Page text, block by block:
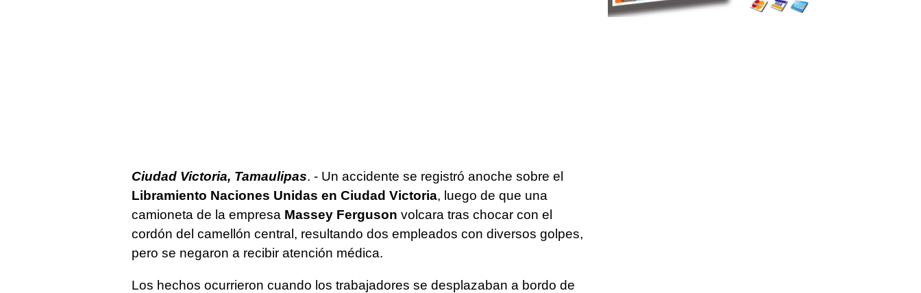
Ciudad Victoria, Tamaulipas. - Un accidente se registró anoche sobre el
Libramiento Naciones Unidas en Ciudad Victoria, luego de que una
camioneta de la empresa Massey Ferguson volcara tras chocar con el
cordón del camellón central, resultando dos empleados con diversos golpes,
pero se negaron a recibir atención médica.
Los hechos ocurrieron cuando los trabajadores se desplazaban a bordo de